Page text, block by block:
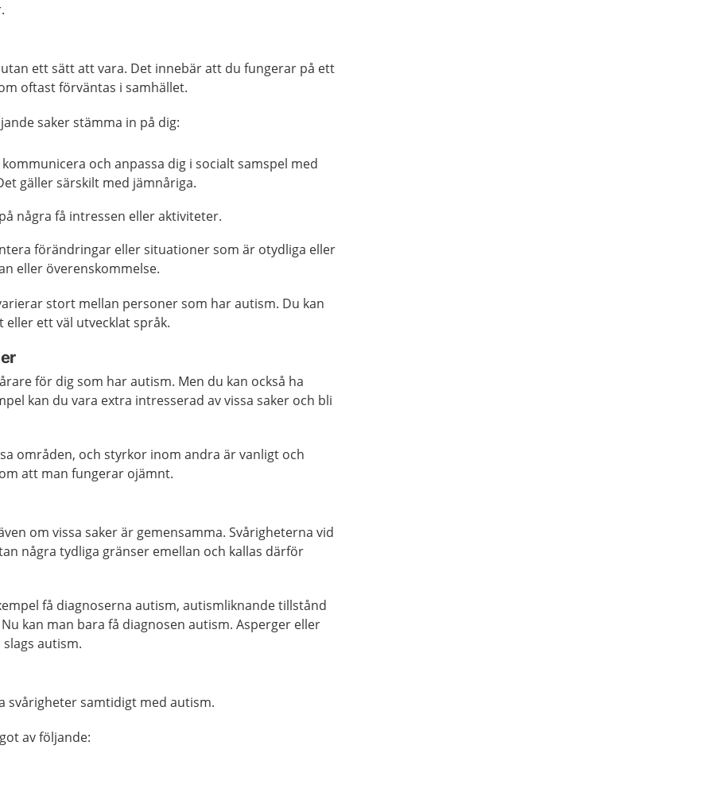
ett sätt att vara. Det innebär att du fungerar på ett
oftast förväntas i samhället.
saker stämma in på dig:
och anpassa dig i socialt samspel med
gäller särskilt med jämnåriga.
några få intressen eller aktiviteter.
förändringar eller situationer som är otydliga eller
eller överenskommelse.
stort mellan personer som har autism. Du kan
ett väl utvecklat språk.
för dig som har autism. Men du kan också ha
kan du vara extra intresserad av vissa saker och bli
områden, och styrkor inom andra är vanligt och
att man fungerar ojämnt.
om vissa saker är gemensamma. Svårigheterna vid
några tydliga gränser emellan och kallas därför
få diagnoserna autism, autismliknande tillstånd
kan man bara få diagnosen autism. Asperger eller
autism.
svårigheter samtidigt med autism.
av följande: